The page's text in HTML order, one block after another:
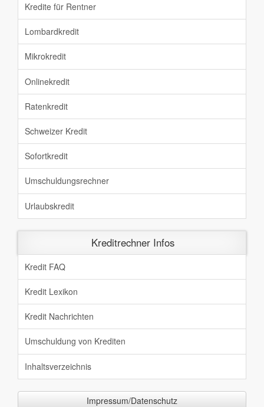
Kredite für Rentner
Lombardkredit
Mikrokredit
Onlinekredit
Ratenkredit
Schweizer Kredit
Sofortkredit
Umschuldungsrechner
Urlaubskredit
Kreditrechner Infos
Kredit FAQ
Kredit Lexikon
Kredit Nachrichten
Umschuldung von Krediten
Inhaltsverzeichnis
Impressum/Datenschutz